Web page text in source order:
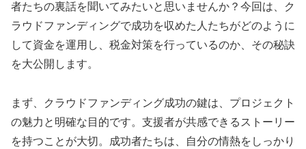
者たちの裏話を聞いてみたいと思いませんか？今回は、ク
ラウドファンディングで成功を収めた人たちがどのように
して資金を運用し、税金対策を行っているのか、その秘訣
を大公開します。
まず、クラウドファンディング成功の鍵は、プロジェクト
の魅力と明確な目的です。支援者が共感できるストーリー
を持つことが大切。成功者たちは、自分の情熱をしっかり